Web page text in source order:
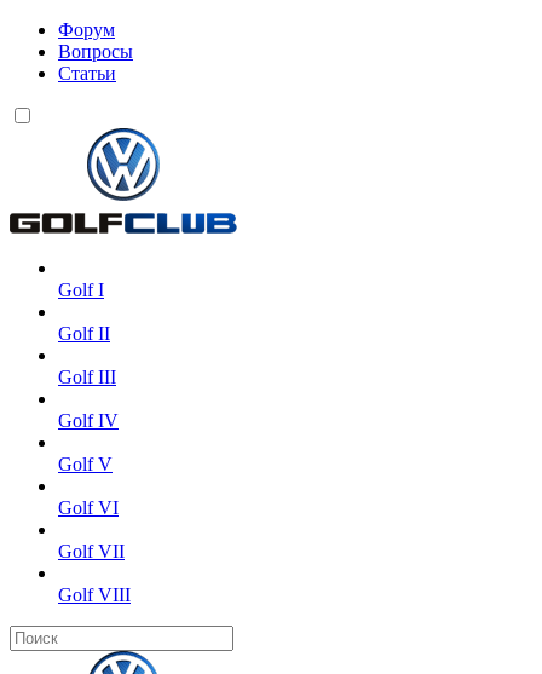
Форум
Вопросы
Статьи
Golf I
Golf II
Golf III
Golf IV
Golf V
Golf VI
Golf VII
Golf VIII